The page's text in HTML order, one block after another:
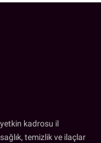
kadrosu il
sağlık, temizlik ve ilaçlar